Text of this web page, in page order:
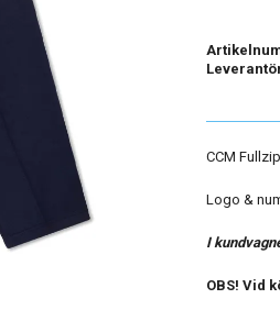
CCM
Logo &
I
OBS! Vid